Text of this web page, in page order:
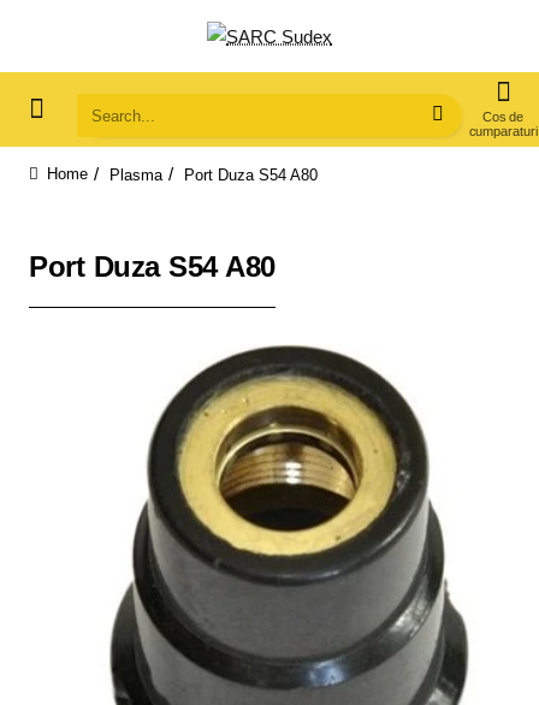
Search...
Plasma Port Duza S54 A80
Port Duza S54 A80